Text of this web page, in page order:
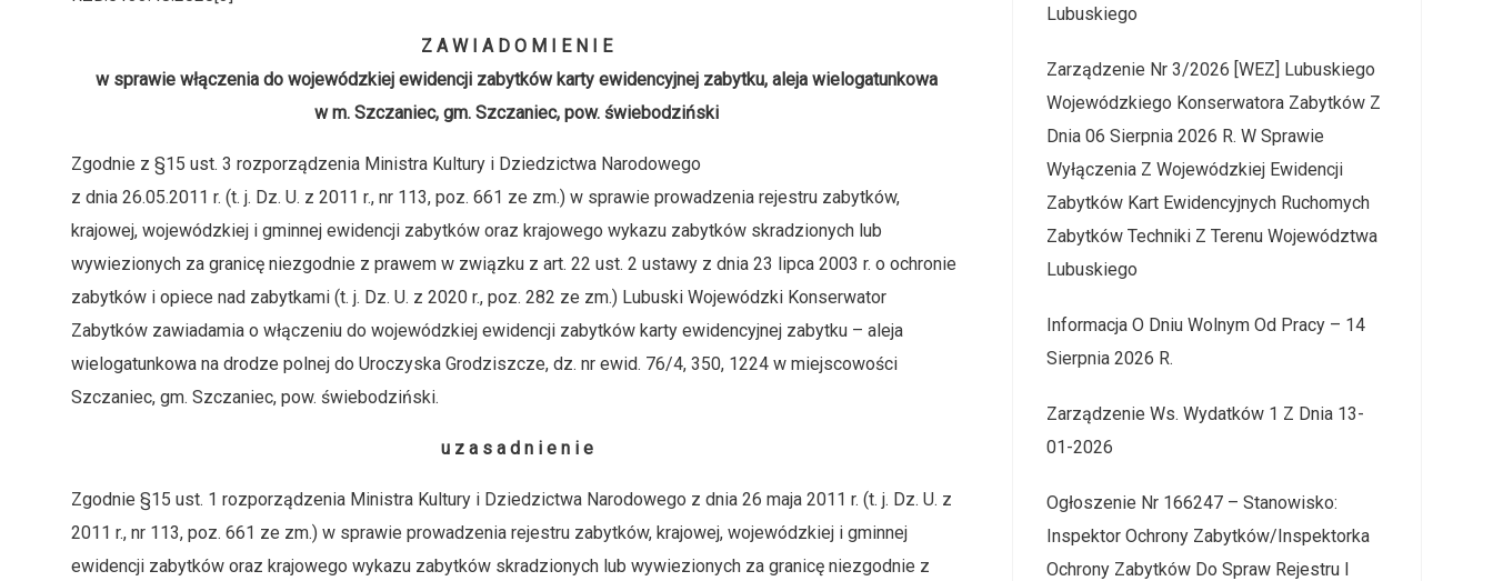
Z A W I A D O M I E N I E
w sprawie włączenia do wojewódzkiej ewidencji zabytków karty ewidencyjnej zabytku, aleja wielogatunkowa
w m. Szczaniec, gm. Szczaniec, pow. świebodziński
Zgodnie z §15 ust. 3 rozporządzenia Ministra Kultury i Dziedzictwa Narodowego
z dnia 26.05.2011 r. (t. j. Dz. U. z 2011 r., nr 113, poz. 661 ze zm.) w sprawie prowadzenia rejestru zabytków,
krajowej, wojewódzkiej i gminnej ewidencji zabytków oraz krajowego wykazu zabytków skradzionych lub
wywiezionych za granicę niezgodnie z prawem w związku z art. 22 ust. 2 ustawy z dnia 23 lipca 2003 r. o ochronie
zabytków i opiece nad zabytkami (t. j. Dz. U. z 2020 r., poz. 282 ze zm.) Lubuski Wojewódzki Konserwator
Zabytków zawiadamia o włączeniu do wojewódzkiej ewidencji zabytków karty ewidencyjnej zabytku – aleja
wielogatunkowa na drodze polnej do Uroczyska Grodziszcze, dz. nr ewid. 76/4, 350, 1224 w miejscowości
Szczaniec, gm. Szczaniec, pow. świebodziński.
u z a s a d n i e n i e
Zgodnie §15 ust. 1 rozporządzenia Ministra Kultury i Dziedzictwa Narodowego z dnia 26 maja 2011 r. (t. j. Dz. U. z
2011 r., nr 113, poz. 661 ze zm.) w sprawie prowadzenia rejestru zabytków, krajowej, wojewódzkiej i gminnej
ewidencji zabytków oraz krajowego wykazu zabytków skradzionych lub wywiezionych za granicę niezgodnie z
Lubuskiego
Zarządzenie Nr 3/2026 [WEZ] Lubuskiego
Wojewódzkiego Konserwatora Zabytków Z
Dnia 06 Sierpnia 2026 R. W Sprawie
Wyłączenia Z Wojewódzkiej Ewidencji
Zabytków Kart Ewidencyjnych Ruchomych
Zabytków Techniki Z Terenu Województwa
Lubuskiego
Informacja O Dniu Wolnym Od Pracy – 14
Sierpnia 2026 R.
Zarządzenie Ws. Wydatków 1 Z Dnia 13-
01-2026
Ogłoszenie Nr 166247 – Stanowisko:
Inspektor Ochrony Zabytków/Inspektorka
Ochrony Zabytków Do Spraw Rejestru I